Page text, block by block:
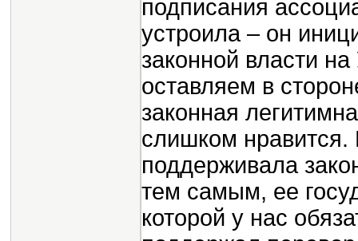
подписания
устроила – он
законной власти
оставляем в
законная
слишком нравится.
поддерживала
тем самым, ее
которой у нас